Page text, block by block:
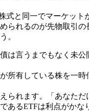
と同一でマーケッ
られるのが先物取引
。
は言うまでもなく未
所有している株を一
られます。「あなた
あるETFは利点がか